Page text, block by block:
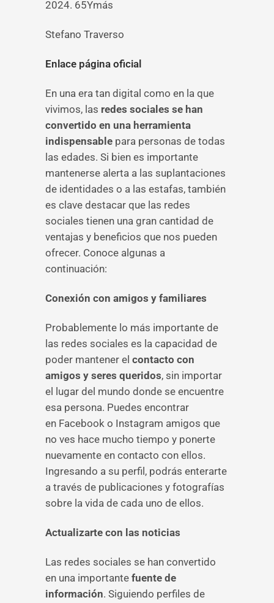
2024. 65Ymás
Stefano Traverso
Enlace página oficial
En una era tan digital como en la que
vivimos, las redes sociales se han
convertido en una herramienta
indispensable para personas de todas
las edades. Si bien es importante
mantenerse alerta a las suplantaciones
de identidades o a las estafas, también
es clave destacar que las redes
sociales tienen una gran cantidad de
ventajas y beneficios que nos pueden
ofrecer. Conoce algunas a
continuación:
Conexión con amigos y familiares
Probablemente lo más importante de
las redes sociales es la capacidad de
poder mantener el contacto con
amigos y seres queridos, sin importar
el lugar del mundo donde se encuentre
esa persona. Puedes encontrar
en Facebook o Instagram amigos que
no ves hace mucho tiempo y ponerte
nuevamente en contacto con ellos.
Ingresando a su perfil, podrás enterarte
a través de publicaciones y fotografías
sobre la vida de cada uno de ellos.
Actualizarte con las noticias
Las redes sociales se han convertido
en una importante fuente de
información. Siguiendo perfiles de